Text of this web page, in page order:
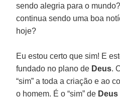
sendo alegria para o
continua sendo uma boa
hoje?
Eu estou certo que sim! E
fundado no plano de Deus.
“sim” a toda a criação e ao
o homem. É o “sim” de Deus